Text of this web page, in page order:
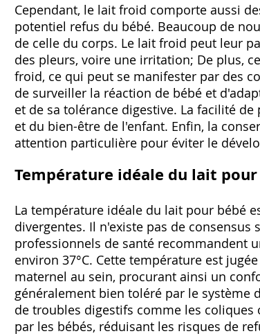
Cependant‚ le lait froid comporte aussi
potentiel refus du bébé. Beaucoup de
de celle du corps. Le lait froid peut leur
des pleurs‚ voire une irritation; De plus‚
froid‚ ce qui peut se manifester par des
de surveiller la réaction de bébé et
et de sa tolérance digestive. La facilité
et du bien-être de l'enfant. Enfin‚ la
attention particulière pour éviter le
Température idéale du lait pour
La température idéale du lait pour bébé
divergentes. Il n'existe pas de
professionnels de santé recommandent
environ 37°C. Cette température est
maternel au sein‚ procurant ainsi un
généralement bien toléré par le
de troubles digestifs comme les coliques
par les bébés‚ réduisant les risques de